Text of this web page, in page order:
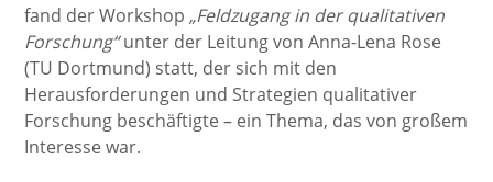
fand der Workshop„Feldzugang in der qualitativen
Forschung“unter der Leitung von Anna-Lena Rose
(TU Dortmund) statt, der sich mit den
Herausforderungen und Strategien qualitativer
Forschung beschäftigte – ein Thema, das von großem
Interesse war.